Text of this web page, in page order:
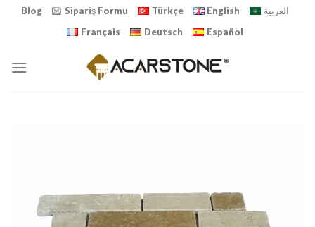
Blog Sipariş Formu Türkçe English
العربية
Français
Deutsch Español